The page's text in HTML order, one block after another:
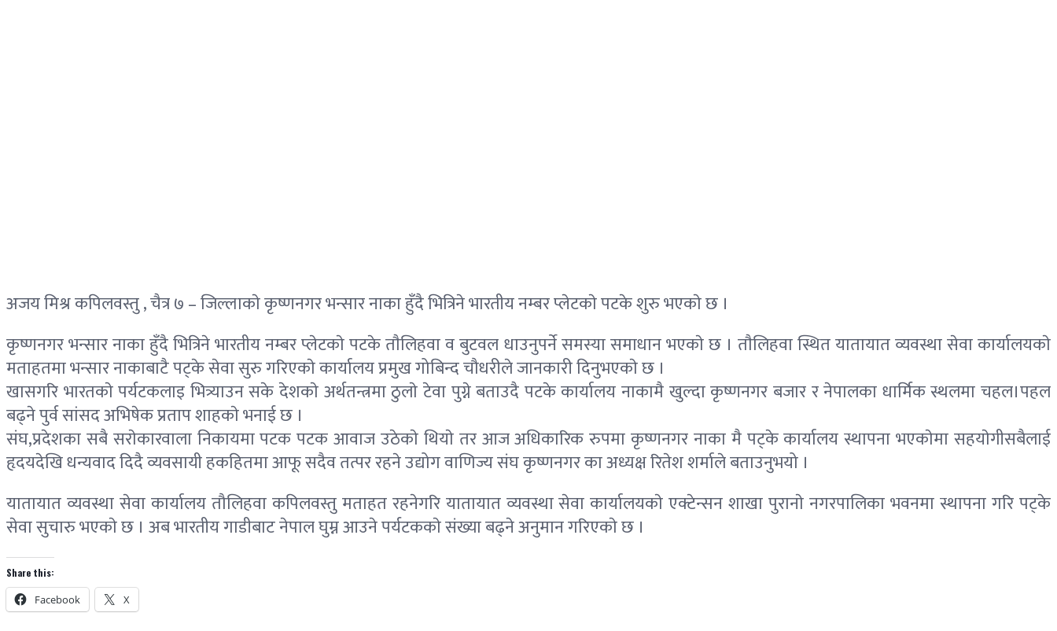
अजय मिश्र कपिलवस्तु , चैत्र ७ – जिल्लाकाे कृष्णनगर भन्सार नाका हुँदै भित्रिने भारतीय नम्बर प्लेटकाे पटके शुरु भएकाे छ ।
कृष्णनगर भन्सार नाका हुँदै भित्रिने भारतीय नम्बर प्लेटकाे पटके ताैलिहवा व बुटवल धाउनुपर्ने समस्या समाधान भएकाे छ । ताैलिहवा स्थित यातायात व्यवस्था सेवा कार्यालयकाे
मताहतमा भन्सार नाकाबाटै पट्के सेवा सुरु गरिएकाे कार्यालय प्रमुख गोबिन्द चौधरीले जानकारी दिनुभएकाे छ ।
खासगरि भारतकाे पर्यटकलाइ भित्र्याउन सके देशकाे अर्थतन्त्रमा ठुलाे टेवा पुग्ने बताउदै पटके कार्यालय नाकामै खुल्दा कृष्णनगर बजार र नेपालका धार्मिक स्थलमा चहल।पहल
बढ्ने पुर्व सांसद अभिषेक प्रताप शाहकाे भनाई छ ।
संघ,प्रदेशका सबै सराेकारवाला निकायमा पटक पटक आवाज उठेकाे थियाे तर आज अधिकारिक रुपमा कृष्णनगर नाका मै पट्के कार्यालय स्थापना भएकाेमा सहयाेगीसबैलाई
हृदयदेखि धन्यवाद दिदै व्यवसायी हकहितमा आफू सदैव तत्पर रहने उद्योग वाणिज्य संघ कृष्णनगर का अध्यक्ष रितेश शर्माले बताउनुभयो ।
यातायात व्यवस्था सेवा कार्यालय तौलिहवा कपिलवस्तु मताहत रहनेगरि यातायात व्यवस्था सेवा कार्यालयकाे एक्टेन्सन शाखा पुरानाे नगरपालिका भवनमा स्थापना गरि पट्के
सेवा सुचारु भएकाे छ । अब भारतीय गाडीबाट नेपाल घुम्न आउने पर्यटककाे संख्या बढ्ने अनुमान गरिएकाे छ ।
Share this:
Facebook X